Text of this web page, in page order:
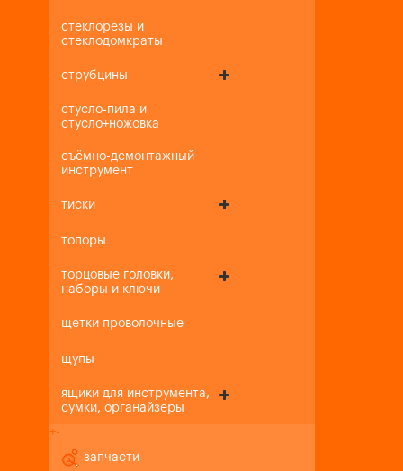
стеклорезы и
стеклодомкраты
струбцины
стусло-пила и
стусло+ножовка
съёмно-демонтажный
инструмент
тиски
топоры
торцовые головки,
наборы и ключи
щетки проволочные
щупы
ящики для инструмента,
сумки, органайзеры
+-
запчасти